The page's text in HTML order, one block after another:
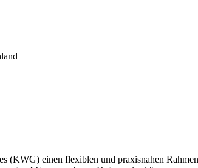
(KWG) einen flexiblen und praxisnahen